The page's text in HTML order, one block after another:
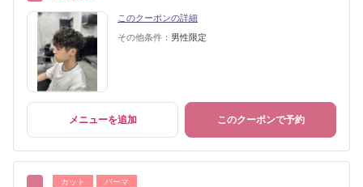
このクーポンの詳細
その他条件： 男性限定
メニューを追加 このクーポンで予約
カット パーマ